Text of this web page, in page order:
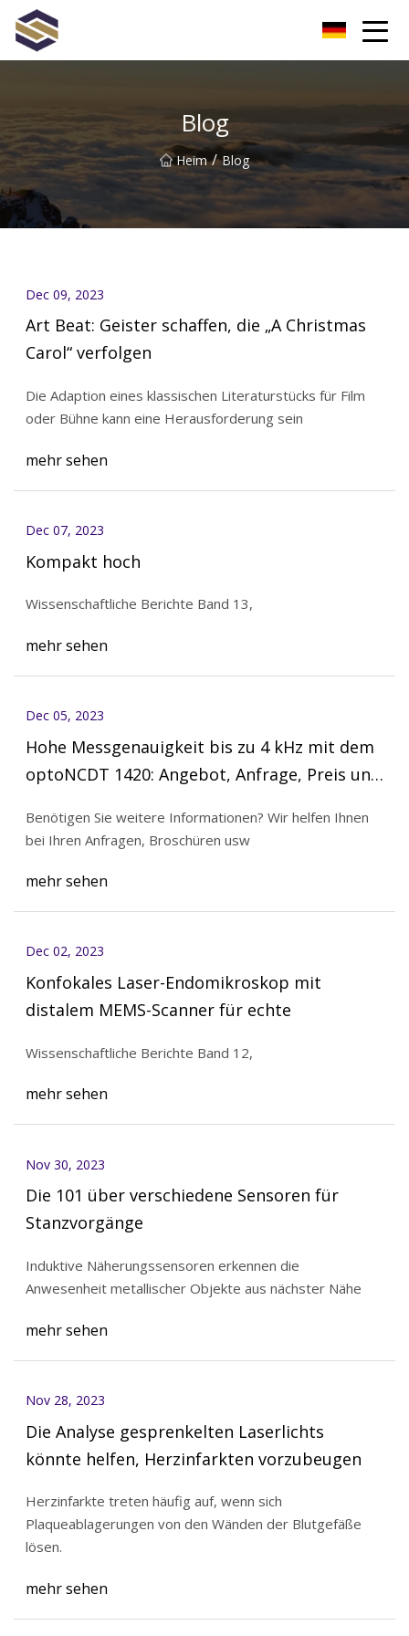
Blog
Heim / Blog
Dec 09, 2023
Art Beat: Geister schaffen, die „A Christmas
Carol“ verfolgen
Die Adaption eines klassischen Literaturstücks für Film
oder Bühne kann eine Herausforderung sein
mehr sehen
Dec 07, 2023
Kompakt hoch
Wissenschaftliche Berichte Band 13,
mehr sehen
Dec 05, 2023
Hohe Messgenauigkeit bis zu 4 kHz mit dem
optoNCDT 1420: Angebot, Anfrage, Preis und
Benötigen Sie weitere Informationen? Wir helfen Ihnen
bei Ihren Anfragen, Broschüren usw
mehr sehen
Dec 02, 2023
Konfokales Laser-Endomikroskop mit
distalem MEMS-Scanner für echte
Wissenschaftliche Berichte Band 12,
mehr sehen
Nov 30, 2023
Die 101 über verschiedene Sensoren für
Stanzvorgänge
Induktive Näherungssensoren erkennen die
Anwesenheit metallischer Objekte aus nächster Nähe
mehr sehen
Nov 28, 2023
Die Analyse gesprenkelten Laserlichts
könnte helfen, Herzinfarkten vorzubeugen
Herzinfarkte treten häufig auf, wenn sich
Plaqueablagerungen von den Wänden der Blutgefäße
lösen.
mehr sehen